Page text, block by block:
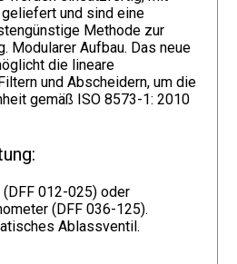
und sind eine
Methode zur
Modularer Aufbau. Das neue
die lineare
und Abscheidern, um die
gemäß ISO 8573-1: 2010
012-025) oder
(DFF 036-125).
Ablassventil.